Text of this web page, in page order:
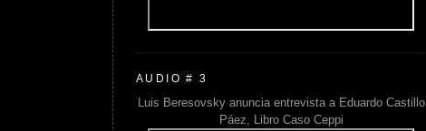
AUDIO # 3
Luis Beresovsky anuncia entrevista a Eduardo Castillo
Páez, Libro Caso Ceppi